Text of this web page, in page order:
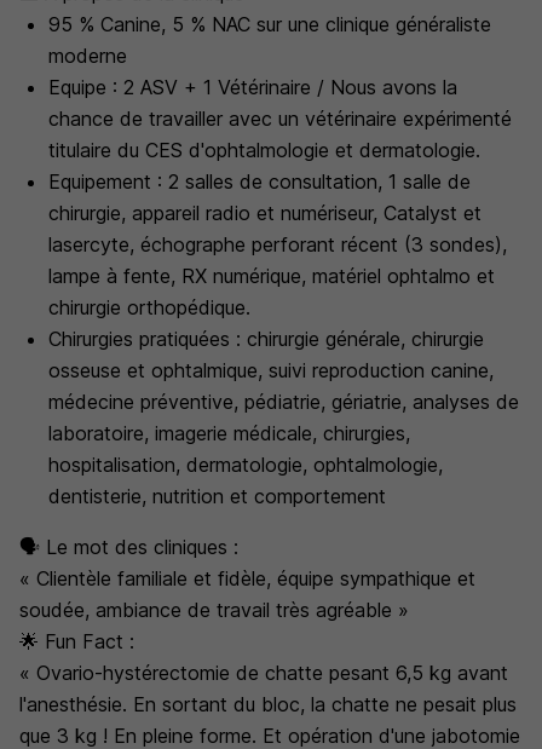
95 % Canine, 5 % NAC sur une clinique généraliste
moderne
Equipe : 2 ASV + 1 Vétérinaire / Nous avons la
chance de travailler avec un vétérinaire expérimenté
titulaire du CES d'ophtalmologie et dermatologie.
Equipement : 2 salles de consultation, 1 salle de
chirurgie, appareil radio et numériseur, Catalyst et
lasercyte, échographe perforant récent (3 sondes),
lampe à fente, RX numérique, matériel ophtalmo et
chirurgie orthopédique.
Chirurgies pratiquées : chirurgie générale, chirurgie
osseuse et ophtalmique, suivi reproduction canine,
médecine préventive, pédiatrie, gériatrie, analyses de
laboratoire, imagerie médicale, chirurgies,
hospitalisation, dermatologie, ophtalmologie,
dentisterie, nutrition et comportement
🗣️ Le mot des cliniques :
« Clientèle familiale et fidèle, équipe sympathique et
soudée, ambiance de travail très agréable »
🌟 Fun Fact :
« Ovario-hystérectomie de chatte pesant 6,5 kg avant
l'anesthésie. En sortant du bloc, la chatte ne pesait plus
que 3 kg ! En pleine forme. Et opération d'une jabotomie